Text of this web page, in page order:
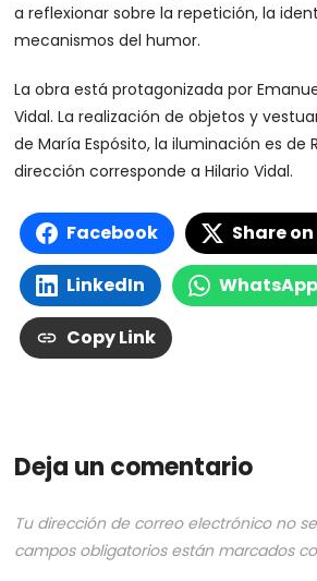
a reflexionar sobre la repetición, la
mecanismos del humor.
La obra está protagonizada por
Vidal. La realización de objetos y
de María Espósito, la iluminación es de
dirección corresponde a Hilario Vidal.
Facebook Share on
LinkedIn WhatsApp
Copy Link
Deja un comentario
Tu dirección de correo electrónico no
campos obligatorios están marcados